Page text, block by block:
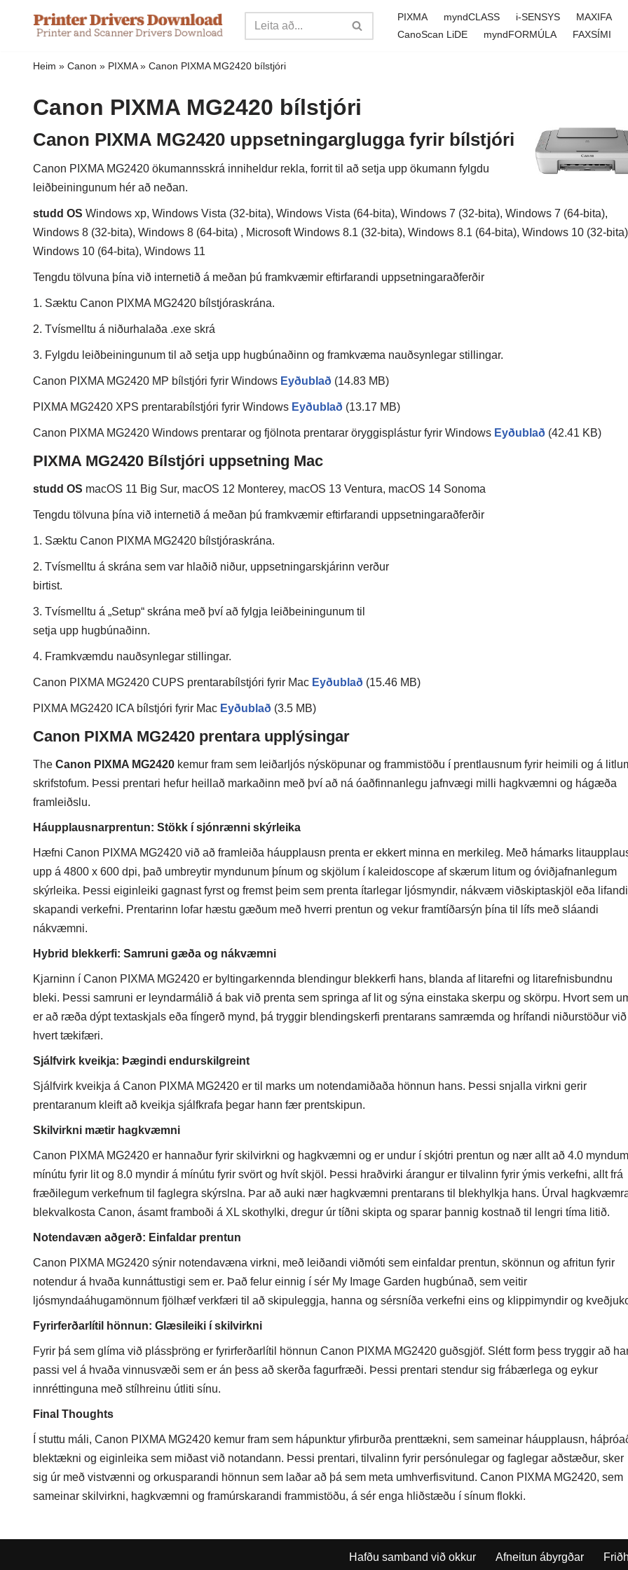
Sleppa
PIXMA myndCLASS i-SENSYS MAXIFA
CanoScan LiDE
myndFORMÚLA FAXSÍMI
Heim » Canon » PIXMA» Canon PIXMA MG2420 bílstjóri
Canon PIXMA MG2420 bílstjóri
Canon PIXMA MG2420 uppsetningarglugga fyrir bílstjóri
Canon PIXMA MG2420 ökumannsskrá inniheldur rekla, forrit til að setja upp ökumann fylgdu
leiðbeiningunum hér að neðan.
studd OS Windows xp, Windows Vista (32-bita), Windows Vista (64-bita), Windows 7 (32-bita), Windows 7 (64-bita),
Windows 8 (32-bita), Windows 8 (64-bita) , Microsoft Windows 8.1 (32-bita), Windows 8.1 (64-bita), Windows 10 (32-
Windows 10 (64-bita), Windows 11
Tengdu tölvuna þína við internetið á meðan þú framkvæmir eftirfarandi uppsetningaraðferðir
1. Sæktu Canon PIXMA MG2420 bílstjóraskrána.
2. Tvísmelltu á niðurhalaða .exe skrá
3. Fylgdu leiðbeiningunum til að setja upp hugbúnaðinn og framkvæma nauðsynlegar stillingar.
Canon PIXMA MG2420 MP bílstjóri fyrir Windows Eyðublað (14.83 MB)
PIXMA MG2420 XPS prentarabílstjóri fyrir Windows Eyðublað (13.17 MB)
Canon PIXMA MG2420 Windows prentarar og fjölnota prentarar öryggisplástur fyrir Windows Eyðublað (42.41 KB)
PIXMA MG2420 Bílstjóri uppsetning Mac
studd OS macOS 11 Big Sur, macOS 12 Monterey, macOS 13 Ventura, macOS 14 Sonoma
Tengdu tölvuna þína við internetið á meðan þú framkvæmir eftirfarandi uppsetningaraðferðir
1. Sæktu Canon PIXMA MG2420 bílstjóraskrána.
2. Tvísmelltu á skrána sem var hlaðið niður, uppsetningarskjárinn verður
birtist.
3. Tvísmelltu á „Setup“ skrána með því að fylgja leiðbeiningunum til
setja upp hugbúnaðinn.
4. Framkvæmdu nauðsynlegar stillingar.
Canon PIXMA MG2420 CUPS prentarabílstjóri fyrir Mac Eyðublað (15.46 MB)
PIXMA MG2420 ICA bílstjóri fyrir Mac Eyðublað (3.5 MB)
Canon PIXMA MG2420 prentara upplýsingar
The Canon PIXMA MG2420 kemur fram sem leiðarljós nýsköpunar og frammistöðu í prentlausnum fyrir heimili og á
skrifstofum. Þessi prentari hefur heillað markaðinn með því að ná óaðfinnanlegu jafnvægi milli hagkvæmni og hágæða
framleiðslu.
Háupplausnarprentun: Stökk í sjónrænni skýrleika
Hæfni Canon PIXMA MG2420 við að framleiða háupplausn prenta er ekkert minna en merkileg. Með hámarks
upp á 4800 x 600 dpi, það umbreytir myndunum þínum og skjölum í kaleidoscope af skærum litum og óviðjafnanlegum
skýrleika. Þessi eiginleiki gagnast fyrst og fremst þeim sem prenta ítarlegar ljósmyndir, nákvæm viðskiptaskjöl eða lifandi
skapandi verkefni. Prentarinn lofar hæstu gæðum með hverri prentun og vekur framtíðarsýn þína til lífs með sláandi
nákvæmni.
Hybrid blekkerfi: Samruni gæða og nákvæmni
Kjarninn í Canon PIXMA MG2420 er byltingarkennda blendingur blekkerfi hans, blanda af litarefni og litarefnisbundnu
bleki. Þessi samruni er leyndarmálið á bak við prenta sem springa af lit og sýna einstaka skerpu og skörpu. Hvort sem
er að ræða dýpt textaskjals eða fíngerð mynd, þá tryggir blendingskerfi prentarans samræmda og hrífandi niðurstöður við
hvert tækifæri.
Sjálfvirk kveikja: Þægindi endurskilgreint
Sjálfvirk kveikja á Canon PIXMA MG2420 er til marks um notendamiðaða hönnun hans. Þessi snjalla virkni gerir
prentaranum kleift að kveikja sjálfkrafa þegar hann fær prentskipun.
Skilvirkni mætir hagkvæmni
Canon PIXMA MG2420 er hannaður fyrir skilvirkni og hagkvæmni og er undur í skjótri prentun og nær allt að 4.0
mínútu fyrir lit og 8.0 myndir á mínútu fyrir svört og hvít skjöl. Þessi hraðvirki árangur er tilvalinn fyrir ýmis verkefni, allt frá
fræðilegum verkefnum til faglegra skýrslna. Þar að auki nær hagkvæmni prentarans til blekhylkja hans. Úrval
blekvalkosta Canon, ásamt framboði á XL skothylki, dregur úr tíðni skipta og sparar þannig kostnað til lengri tíma litið.
Notendavæn aðgerð: Einfaldar prentun
Canon PIXMA MG2420 sýnir notendavæna virkni, með leiðandi viðmóti sem einfaldar prentun, skönnun og afritun fyrir
notendur á hvaða kunnáttustigi sem er. Það felur einnig í sér My Image Garden hugbúnað, sem veitir
ljósmyndaáhugamönnum fjölhæf verkfæri til að skipuleggja, hanna og sérsníða verkefni eins og klippimyndir og
Fyrirferðarlítil hönnun: Glæsileiki í skilvirkni
Fyrir þá sem glíma við plássþröng er fyrirferðarlítil hönnun Canon PIXMA MG2420 guðsgjöf. Slétt form þess tryggir að
passi vel á hvaða vinnusvæði sem er án þess að skerða fagurfræði. Þessi prentari stendur sig frábærlega og eykur
innréttinguna með stílhreinu útliti sínu.
Final Thoughts
Í stuttu máli, Canon PIXMA MG2420 kemur fram sem hápunktur yfirburða prenttækni, sem sameinar háupplausn,
blektækni og eiginleika sem miðast við notandann. Þessi prentari, tilvalinn fyrir persónulegar og faglegar aðstæður, sker
sig úr með vistvænni og orkusparandi hönnun sem laðar að þá sem meta umhverfisvitund. Canon PIXMA MG2420, sem
sameinar skilvirkni, hagkvæmni og framúrskarandi frammistöðu, á sér enga hliðstæðu í sínum flokki.
Hafðu samband við okkur Afneitun ábyrgðar